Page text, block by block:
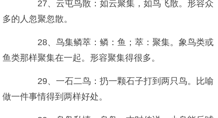
27、云屯鸟散：如云聚集，如鸟飞散。形容众
多的人忽聚忽散。
28、鸟集鳞萃：鳞：鱼；萃：聚集。象鸟类或
鱼类那样聚集在一起。形容聚集得很多。
29、一石二鸟：扔一颗石子打到两只鸟。比喻
做一件事情得到两样好处。